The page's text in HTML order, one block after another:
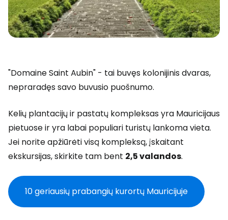
"Domaine Saint Aubin" - tai buvęs kolonijinis dvaras,
nepraradęs savo buvusio puošnumo.
Kelių plantacijų ir pastatų kompleksas yra Mauricijaus
pietuose ir yra labai populiari turistų lankoma vieta.
Jei norite apžiūrėti visą kompleksą, įskaitant
ekskursijas, skirkite tam bent 2,5 valandos.
10 geriausių prabangių kurortų Mauricijuje